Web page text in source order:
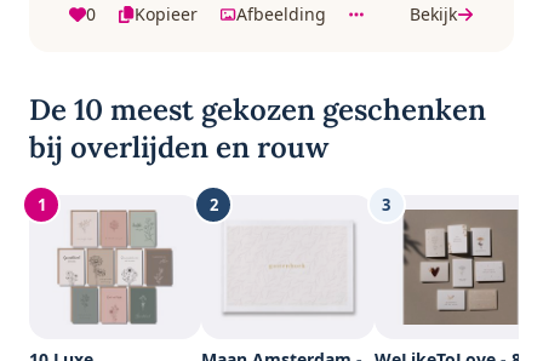
0 Kopieer Afbeelding Bekijk
De 10 meest gekozen geschenken
bij overlijden en rouw
1 2 3